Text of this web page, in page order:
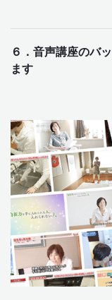
６．音声講座のバ
ます